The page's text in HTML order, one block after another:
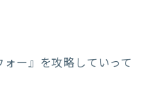
ー』を攻略していって